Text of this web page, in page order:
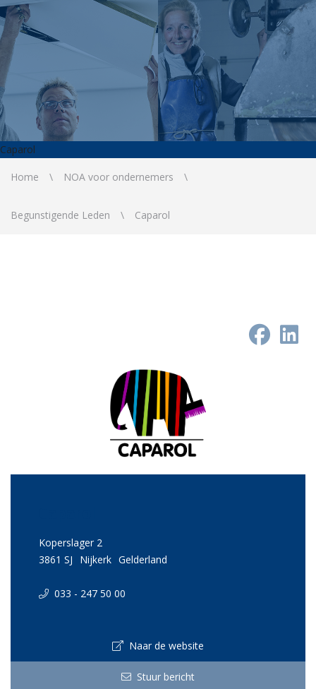
Caparol
Home NOA voor ondernemers
Begunstigende Leden Caparol
Koperslager 2
3861 SJ
Nijkerk Gelderland
033 - 247 50 00
Naar de website
Stuur bericht